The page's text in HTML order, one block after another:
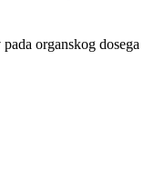
organskog dosega